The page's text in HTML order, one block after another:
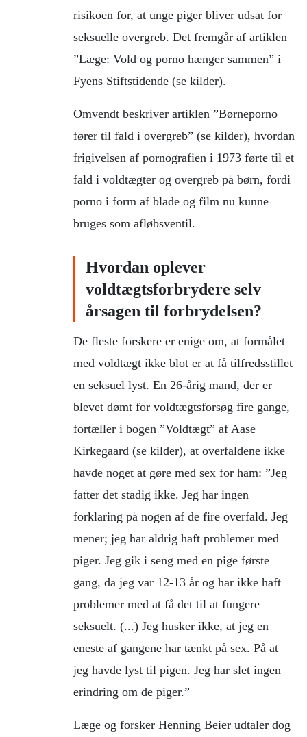
risikoen for, at unge piger bliver udsat for
seksuelle overgreb. Det fremgår af artiklen
”Læge: Vold og porno hænger sammen” i
Fyens Stiftstidende (se kilder).
Omvendt beskriver artiklen ”Børneporno
fører til fald i overgreb” (se kilder), hvordan
frigivelsen af pornografien i 1973 førte til et
fald i voldtægter og overgreb på børn, fordi
porno i form af blade og film nu kunne
bruges som afløbsventil.
Hvordan oplever
voldtægtsforbrydere selv
årsagen til forbrydelsen?
De fleste forskere er enige om, at formålet
med voldtægt ikke blot er at få tilfredsstillet
en seksuel lyst. En 26-årig mand, der er
blevet dømt for voldtægtsforsøg fire gange,
fortæller i bogen ”Voldtægt” af Aase
Kirkegaard (se kilder), at overfaldene ikke
havde noget at gøre med sex for ham: ”Jeg
fatter det stadig ikke. Jeg har ingen
forklaring på nogen af de fire overfald. Jeg
mener; jeg har aldrig haft problemer med
piger. Jeg gik i seng med en pige første
gang, da jeg var 12-13 år og har ikke haft
problemer med at få det til at fungere
seksuelt. (...) Jeg husker ikke, at jeg en
eneste af gangene har tænkt på sex. På at
jeg havde lyst til pigen. Jeg har slet ingen
erindring om de piger.”
Læge og forsker Henning Beier udtaler dog